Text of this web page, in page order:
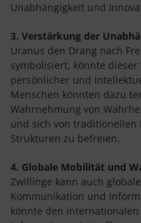
Unabhängigkeit und
3. Verstärkung der
Uranus den Drang nach
symbolisiert, könnte
persönlicher und
Menschen könnten dazu
Wahrnehmung von
und sich von
Strukturen zu befreien.
4. Globale Mobilität und
Zwillinge kann auch
Kommunikation und
könnte den